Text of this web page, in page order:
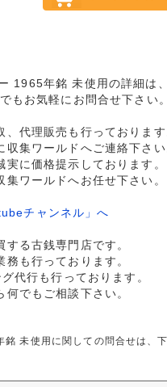
1965年銘 未使用の詳細は、
もお気軽にお問合せ下さい。
代理販売も行っております
集ワールドへご連絡下さい
に価格提示しております。
ワールドへお任せ下さい。
チャンネル」へ
る古銭専門店です。
も行っております。
代行も行っております。
でもご相談下さい。
未使用に関しての問合せは、